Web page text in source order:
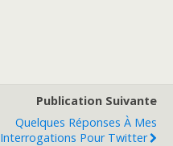
Publication Suivante
Quelques Réponses À Mes
Interrogations Pour Twitter